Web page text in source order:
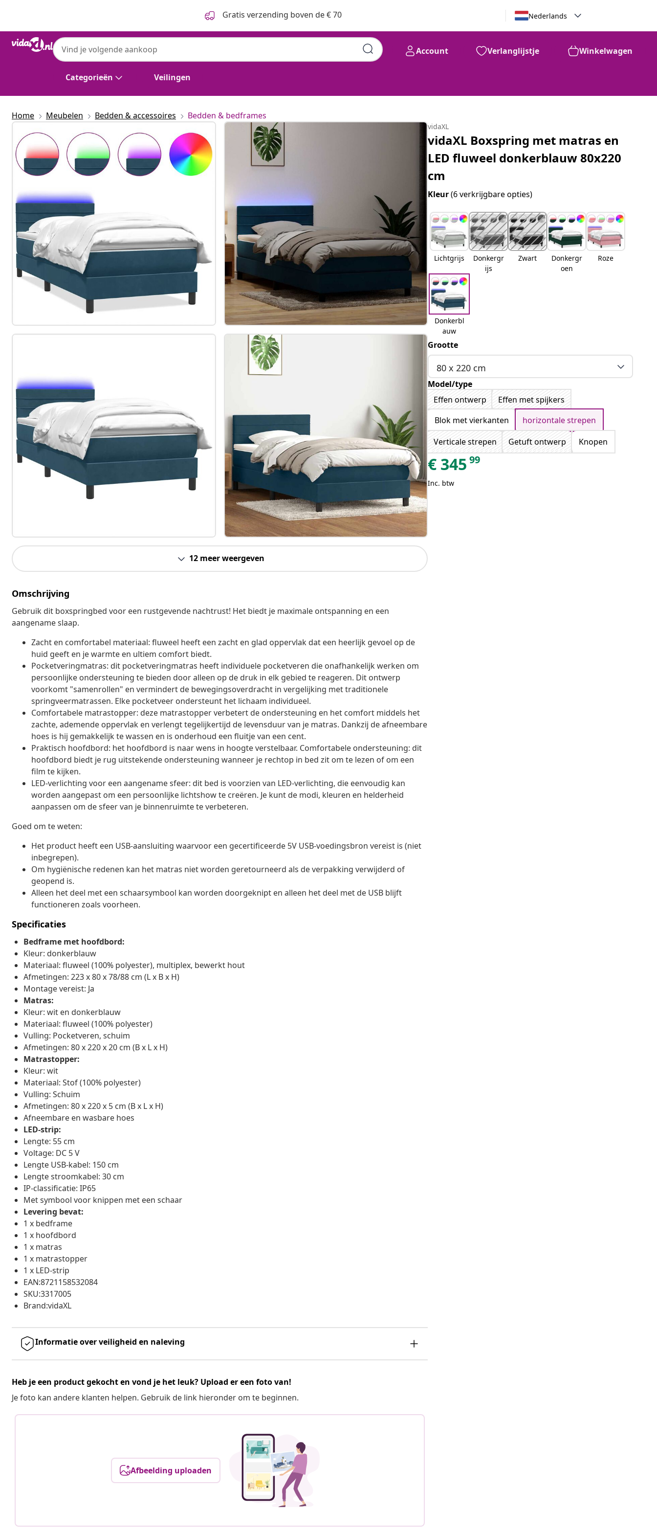
Gratis verzending boven de € 70 Nederlands
Categorieën Veilingen
Account Verlanglijstje Winkelwagen
Home Meubelen Bedden & accessoires Bedden & bedframes
12 meer weergeven
Omschrijving
Gebruik dit boxspringbed voor een rustgevende nachtrust! Het biedt je maximale ontspanning en een
aangename slaap.
Zacht en comfortabel materiaal: fluweel heeft een zacht en glad oppervlak dat een heerlijk gevoel op de
huid geeft en je warmte en ultiem comfort biedt.
Pocketveringmatras: dit pocketveringmatras heeft individuele pocketveren die onafhankelijk werken om
persoonlijke ondersteuning te bieden door alleen op de druk in elk gebied te reageren. Dit ontwerp
voorkomt "samenrollen" en vermindert de bewegingsoverdracht in vergelijking met traditionele
springveermatrassen. Elke pocketveer ondersteunt het lichaam individueel.
Comfortabele matrastopper: deze matrastopper verbetert de ondersteuning en het comfort middels het
zachte, ademende oppervlak en verlengt tegelijkertijd de levensduur van je matras. Dankzij de afneembare
hoes is hij gemakkelijk te wassen en is onderhoud een fluitje van een cent.
Praktisch hoofdbord: het hoofdbord is naar wens in hoogte verstelbaar. Comfortabele ondersteuning: dit
hoofdbord biedt je rug uitstekende ondersteuning wanneer je rechtop in bed zit om te lezen of om een
film te kijken.
LED-verlichting voor een aangename sfeer: dit bed is voorzien van LED-verlichting, die eenvoudig kan
worden aangepast om een persoonlijke lichtshow te creëren. Je kunt de modi, kleuren en helderheid
aanpassen om de sfeer van je binnenruimte te verbeteren.
Goed om te weten:
Het product heeft een USB-aansluiting waarvoor een gecertificeerde 5V USB-voedingsbron vereist is (niet
inbegrepen).
Om hygiënische redenen kan het matras niet worden geretourneerd als de verpakking verwijderd of
geopend is.
Alleen het deel met een schaarsymbool kan worden doorgeknipt en alleen het deel met de USB blijft
functioneren zoals voorheen.
Specificaties
Bedframe met hoofdbord:
Kleur: donkerblauw
Materiaal: fluweel (100% polyester), multiplex, bewerkt hout
Afmetingen: 223 x 80 x 78/88 cm (L x B x H)
Montage vereist: Ja
Matras:
Kleur: wit en donkerblauw
Materiaal: fluweel (100% polyester)
Vulling: Pocketveren, schuim
Afmetingen: 80 x 220 x 20 cm (B x L x H)
Matrastopper:
Kleur: wit
Materiaal: Stof (100% polyester)
Vulling: Schuim
Afmetingen: 80 x 220 x 5 cm (B x L x H)
Afneembare en wasbare hoes
LED-strip:
Lengte: 55 cm
Voltage: DC 5 V
Lengte USB-kabel: 150 cm
Lengte stroomkabel: 30 cm
IP-classificatie: IP65
Met symbool voor knippen met een schaar
Levering bevat:
1 x bedframe
1 x hoofdbord
1 x matras
1 x matrastopper
1 x LED-strip
EAN:8721158532084
SKU:3317005
Brand:vidaXL
Informatie over veiligheid en naleving
Heb je een product gekocht en vond je het leuk? Upload er een foto van!
Je foto kan andere klanten helpen. Gebruik de link hieronder om te beginnen.
Afbeelding uploaden
vidaXL
vidaXL Boxspring met matras en
LED fluweel donkerblauw 80x220
cm
Kleur(6 verkrijgbare opties)
Lichtgrijs
Donkergr
ijs
Zwart
Donkergr
oen
Roze
Donkerbl
auw
Grootte
80 x 220 cm
Model/type
Effen ontwerp
Effen met spijkers
Blok met vierkanten
horizontale strepen
Verticale strepen
Getuft ontwerp Knopen
€ 345 99
Inc. btw